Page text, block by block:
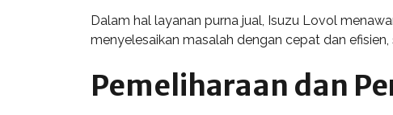
Dalam hal layanan purna jual, Isuzu Lovol
menyelesaikan masalah dengan cepat dan
Pemeliharaan dan